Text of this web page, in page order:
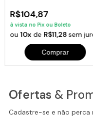
R$104,87
à vista no Pix ou Boleto
ou10x de R$11,28sem
Comprar
Ofertas &
Cadastre-se e não perca